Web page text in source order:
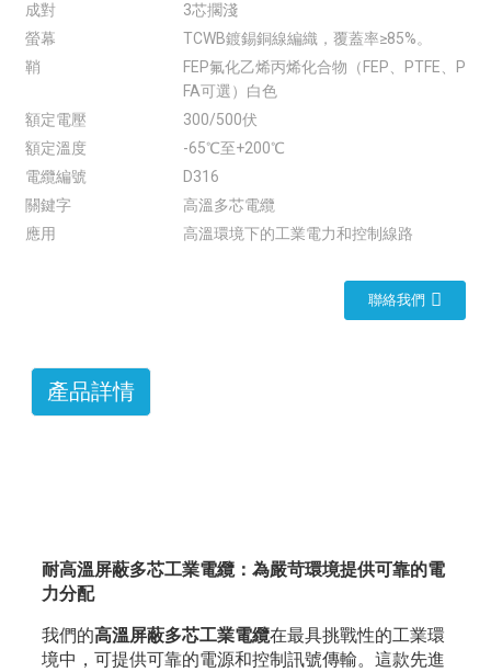
成對
3芯擱淺
螢幕
TCWB鍍錫銅線編織，覆蓋率≥85%。
鞘
FEP氟化乙烯丙烯化合物（FEP、PTFE、P
FA可選）白色
額定電壓
300/500伏
額定溫度
-65℃至+200℃
電纜編號
D316
關鍵字
高溫多芯電纜
應用
高溫環境下的工業電力和控制線路
聯絡我們
產品詳情
耐高溫屏蔽多芯工業電纜：為嚴苛環境提供可靠的電
力分配
我們的高溫屏蔽多芯工業電纜在最具挑戰性的工業環
境中，可提供可靠的電源和控制訊號傳輸。這款先進